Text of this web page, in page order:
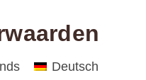
Deutsch